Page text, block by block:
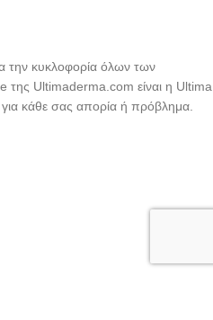
την κυκλοφορία όλων των
Ultimaderma.com είναι η Ultima
κάθε σας απορία ή πρόβλημα.